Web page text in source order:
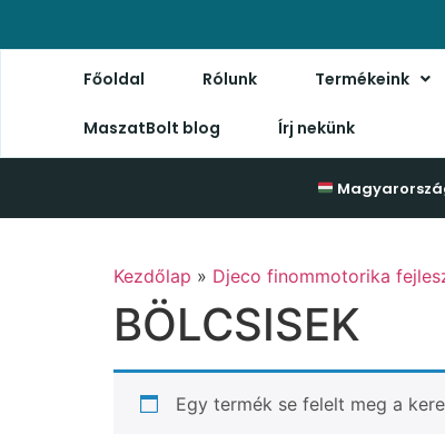
Főoldal Rólunk Termékeink
MaszatBolt blog Írj nekünk
Kezdőlap » Djeco finommotorika
BÖLCSISEK
Egy termék se felelt meg a